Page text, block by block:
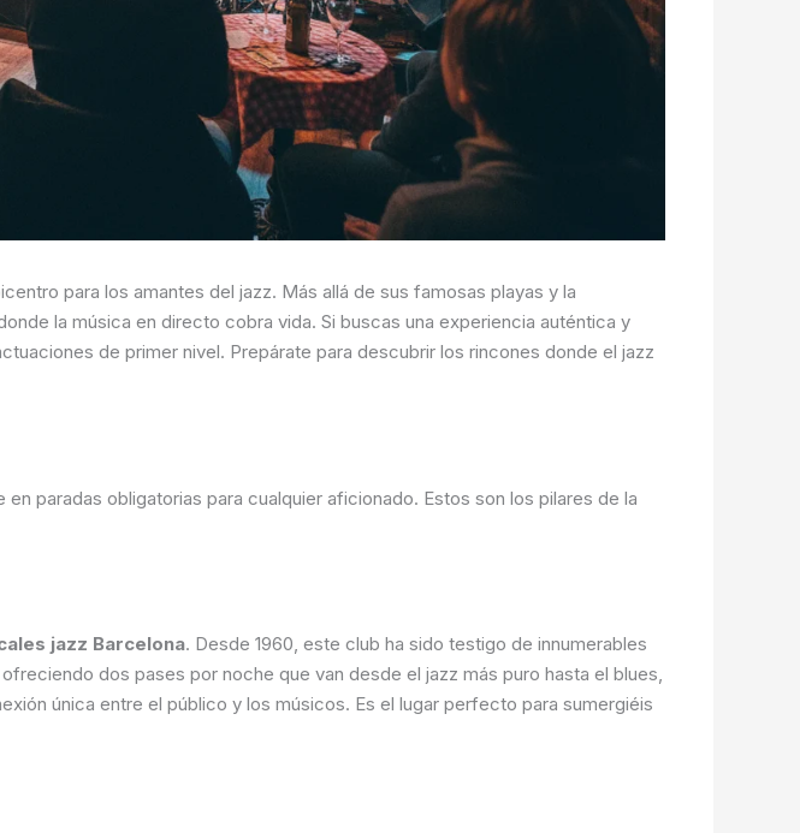
para los amantes del jazz. Más allá de sus famosas playas y la
la música en directo cobra vida. Si buscas una experiencia auténtica y
de primer nivel. Prepárate para descubrir los rincones donde el jazz
paradas obligatorias para cualquier aficionado. Estos son los pilares de la
jazz Barcelona. Desde 1960, este club ha sido testigo de innumerables
dos pases por noche que van desde el jazz más puro hasta el blues,
única entre el público y los músicos. Es el lugar perfecto para sumergiéis